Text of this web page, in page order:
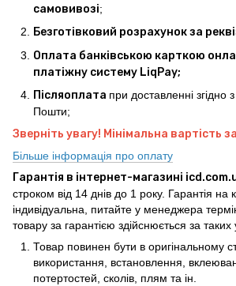
самовивозі;
Безготівковий розрахунок за
Оплата банківською карткою
платіжну систему LiqPay;
Післяоплата при доставленні
Пошти;
Зверніть увагу! Мінімальна вартість
Більше інформація про оплату
Гарантія в інтернет-магазині
строком від 14 днів до 1 року. Гарантія на
індивідуальна, питайте у менеджера
товару за гарантією здійснюється за таких
Товар повинен бути в оригінальному
використання, встановлення,
потертостей, сколів, плям та ін.